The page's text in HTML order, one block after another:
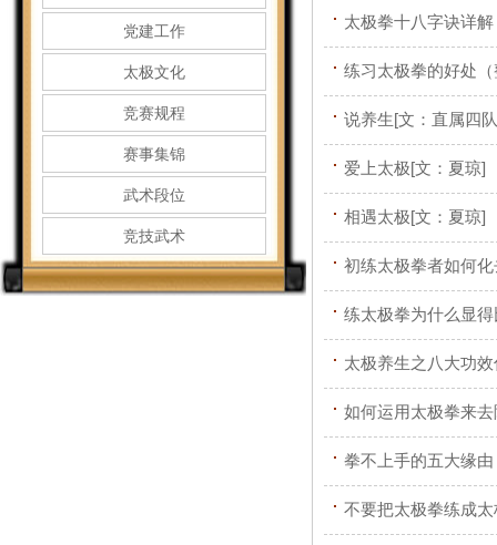
党建工作
太极文化
竞赛规程
赛事集锦
武术段位
竞技武术
太极拳十八字诀详
练习太极拳的好处
说养生[文：直属四
爱上太极[文：夏琼]
相遇太极[文：夏琼]
初练太极拳者如何
练太极拳为什么显
太极养生之八大功
如何运用太极拳来
拳不上手的五大缘由
不要把太极拳练成